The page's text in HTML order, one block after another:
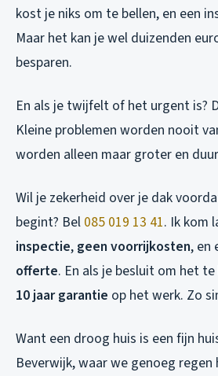
kost je niks om te bellen, en een
Maar het kan je wel duizenden
besparen.
En als je twijfelt of het urgent is?
Kleine problemen worden nooit
worden alleen maar groter en
Wil je zekerheid over je dak
begint? Bel 085 019 13 41. Ik kom
inspectie, geen voorrijkosten, en
offerte. En als je besluit om het
10 jaar garantie op het werk. Zo
Want een droog huis is een fijn
Beverwijk, waar we genoeg regen